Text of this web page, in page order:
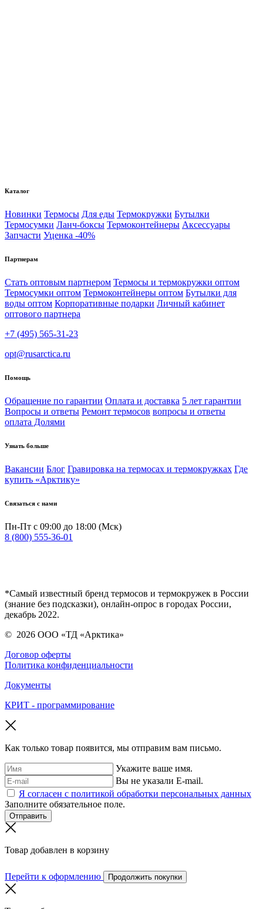
Каталог
Новинки Термосы Для еды Термокружки Бутылки
Термосумки Ланч-боксы Термоконтейнеры Аксессуары
Запчасти Уценка -40%
Партнерам
Стать оптовым партнером Термосы и термокружки оптом
Термосумки оптом Термоконтейнеры оптом Бутылки для
воды оптом Корпоративные подарки Личный кабинет
оптового партнера
+7 (495) 565-31-23
opt@rusarctica.ru
Помощь
Обращение по гарантии Оплата и доставка 5 лет гарантии
Вопросы и ответы Ремонт термосов вопросы и ответы
оплата Долями
Узнать больше
Вакансии Блог Гравировка на термосах и термокружках Где
купить «Арктику»
Связаться с нами
Пн-Пт с 09:00 до 18:00 (Мск)
8 (800) 555-36-01
*Самый известный бренд термосов и термокружек в России
(знание без подсказки), онлайн-опрос в городах России,
декабрь 2022.
© 2026 ООО «ТД «Арктика»
Договор оферты
Политика конфиденциальности
Документы
КРИТ - программирование
Как только товар появится, мы отправим вам письмо.
Укажите ваше имя.
Вы не указали E-mail.
Я согласен с политикой обработки персональных данных
Заполните обязательное поле.
Отправить
Товар добавлен в корзину
Перейти к оформлению Продолжить покупки